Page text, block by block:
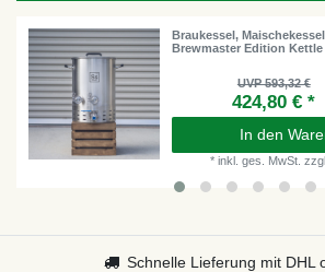
Braukessel,
Brewmaster Edition Kettle
UVP 593,32 €
424,80 € *
In den
* inkl. ges. MwSt. zzgl.
Schnelle Lieferung mit DHL